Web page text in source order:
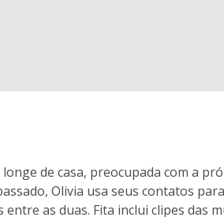
de casa, preocupada com a
Olivia usa seus contatos
as duas. Fita inclui clipes das